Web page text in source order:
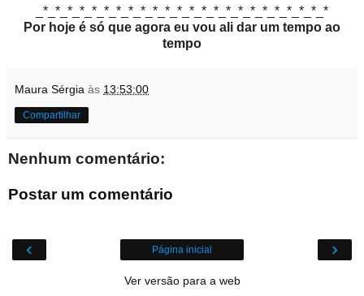
_*_*_*_*_*_*_*_*_*_*_*_*_*_*_*_*_*_*_*_*_*_*_*_*
Por hoje é só que agora eu vou ali dar um tempo ao
tempo
Maura Sérgia às 13:53:00
Compartilhar
Nenhum comentário:
Postar um comentário
‹ ›
Página inicial
Ver versão para a web